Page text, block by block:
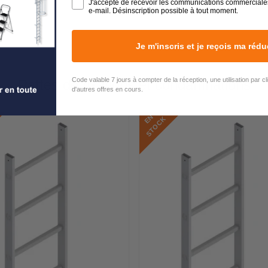
Pattes de fixations et condamnations
E
N
S
T
O
C
K
J'accepte de recevoir les communications
e-mail. Désinscription possible à tout moment.
Je m'inscris et je reçois ma
Code valable 7 jours à compter de la réception, une utilisation par
d'autres offres en cours.